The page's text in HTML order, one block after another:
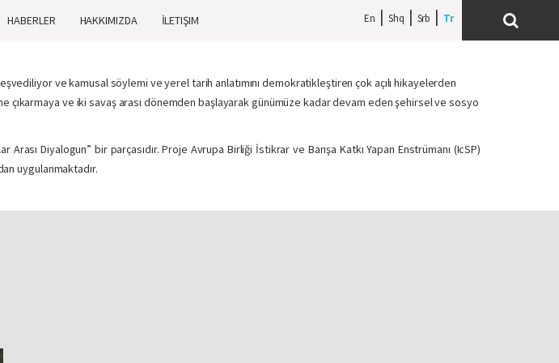
HABERLER HAKKIMIZDA İLETIŞIM En Shq Srb
ve kamusal söylemi ve yerel tarih anlatımını demokratikleştiren çok açılı hikayelerden
çıkarmaya ve iki savaş arası dönemden başlayarak günümüze kadar devam eden şehirsel ve sosyo
Diyalogun” bir parçasıdır. Proje Avrupa Birliği İstikrar ve Barışa Katkı Yapan Enstrümanı (IcSP)
uygulanmaktadır.